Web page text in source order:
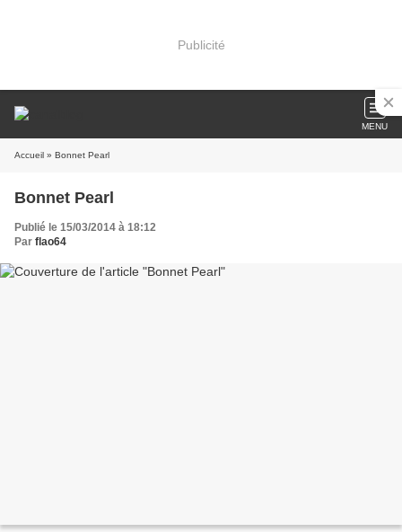
Publicité
MENU
Accueil » Bonnet Pearl
Bonnet Pearl
Publié le 15/03/2014 à 18:12
Par flao64